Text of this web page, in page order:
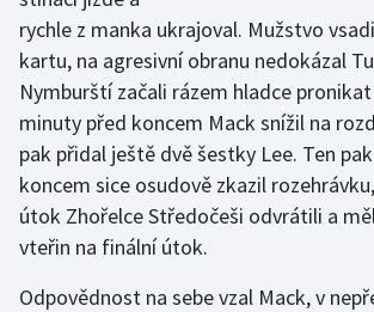
rychle z manka ukrajoval. Mužstvo
kartu, na agresivní obranu nedokázal
Nymburští začali rázem hladce
minuty před koncem Mack snížil na
pak přidal ještě dvě šestky Lee. Ten
koncem sice osudově zkazil
útok Zhořelce Středočeši odvrátili a
vteřin na finální útok.
Odpovědnost na sebe vzal Mack, v